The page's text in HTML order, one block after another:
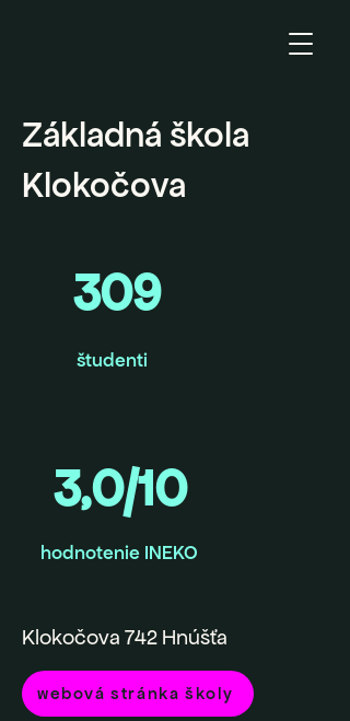
Základná škola
Klokočova
309
študenti
3,0/10
hodnotenie INEKO
Klokočova 742 Hnúšťa
webová stránka školy